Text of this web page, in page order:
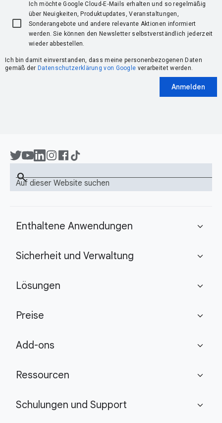
Ich möchte Google Cloud-E‑Mails erhalten und so regelmäßig
über Neuigkeiten, Produktupdates, Veranstaltungen,
Sonderangebote und andere relevante Aktionen informiert
werden. Sie können den Newsletter selbstverständlich jederzeit
wieder abbestellen.
Ich bin damit einverstanden, dass meine personenbezogenen Daten
gemäß der Datenschutzerklärung von Google verarbeitet werden.
Anmelden
Auf dieser Website suchen
search
Enthaltene Anwendungen expand_more
Sicherheit und Verwaltung expand_more
Lösungen expand_more
Preise expand_more
Add-ons expand_more
Ressourcen expand_more
Schulungen und Support expand_more